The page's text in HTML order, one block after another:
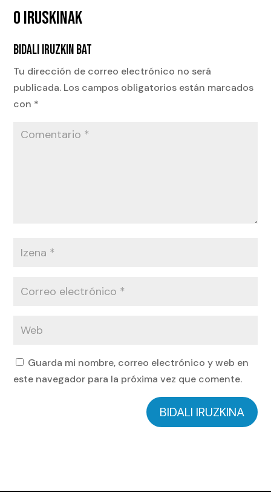
0 IRUSKINAK
BIDALI IRUZKIN BAT
Tu dirección de correo electrónico no será
publicada. Los campos obligatorios están marcados
con *
Guarda mi nombre, correo electrónico y web en
este navegador para la próxima vez que comente.
BIDALI IRUZKINA